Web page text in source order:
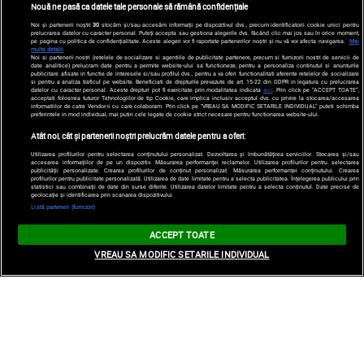
Nouă ne pasă ca datele tale personale să rămână confidențiale
Noi și partenerii noștri30 stocăm și/sau accesăm informații pe dispozitivul dvs., precum identificatorii cookie unici pentru
prelucrarea datelor cu caracter personal. Puteți accepta sau gestiona alegerile dvs. făcând clic mai jos sau în orice moment,
pe pagina cu politica de confidențialitate. Aceste alegeri vor fi raportate partenerilor noștri și nu vă vor afecta navigarea.
Mai
multe detalii
Noi si partenerii nostri (retelele de socializare si agentiile de publicitate partenere, precum si furnizorii nostri de servicii de
date analitice) prelucram date pentru a permite website-ului sa functioneze, pentru a personaliza continutul si anunturile
publicitare afisate in functie de interesele si/sau profilul dvs., pentru a va oferi functionalitati aferente retelelor de socializare
si pentru a analiza traficul pe website. Beneficiati de drepturile prevazute de art. 15-22 din GDPR in legatura cu prelucrarea
datelor cu caracter personal. Aceste drepturi pot fi exercitate prin modalitatea indicata aici. Prin click pe “ACCEPT TOATE”,
acceptati folosirea tuturor Tehnologiilor de tip Cookie, care implica inclusiv acceptul dvs. cu privire la stocarea/accesarea
informatiilor de catre Vendor-ii cu care colaboram. Prin click pe “VREAU SA MODIFIC SETARILE INDIVIDUAL” puteti schimba
preferintele in mod individual, mai putin cele legate de cookie strict necesare pentru functionarea website-ului.
Atât noi, cât și partenerii noștri prelucrăm datele pentru a oferi:
Utilizarea profilurilor pentru selectarea conținutului personalizat. Dezvoltarea și îmbunătățirea serviciilor. Stocarea și/sau
accesarea informațiilor de pe un dispozitiv. Măsurarea performanței reclamelor. Utilizarea profilurilor pentru selectarea
publicității personalizate. Crearea profilurilor de conținut personalizat. Măsurarea performanței conținutului. Crearea
profilurilor pentru publicitate personalizată. Utilizarea de date limitate pentru a selecta publicitatea. Înțelegerea publicului prin
statistici sau combinații de date din surse diferite. Utilizarea datelor limitate pentru a selecta conținutul. Date precise de
geolocație și identificarea prin scanarea dispozitivului.
Listă parteneri (furnizori)
ACCEPT TOATE
VREAU SA MODIFIC SETARILE INDIVIDUAL